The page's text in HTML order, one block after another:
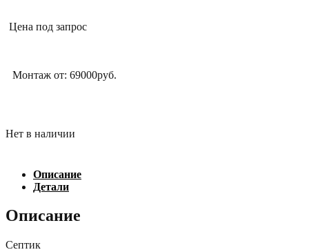
Цена под запрос
Монтаж от: 69000руб.
Нет в наличии
Описание
Детали
Описание
Септик